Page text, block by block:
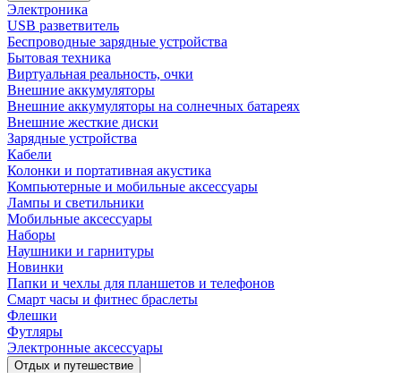
Электроника
USB разветвитель
Беспроводные зарядные устройства
Бытовая техника
Виртуальная реальность, очки
Внешние аккумуляторы
Внешние аккумуляторы на солнечных батареях
Внешние жесткие диски
Зарядные устройства
Кабели
Колонки и портативная акустика
Компьютерные и мобильные аксессуары
Лампы и светильники
Мобильные аксессуары
Наборы
Наушники и гарнитуры
Новинки
Папки и чехлы для планшетов и телефонов
Смарт часы и фитнес браслеты
Флешки
Футляры
Электронные аксессуары
Отдых и путешествие